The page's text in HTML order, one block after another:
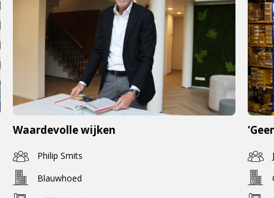
Waardevolle wijken
Philip Smits
Blauwhoed